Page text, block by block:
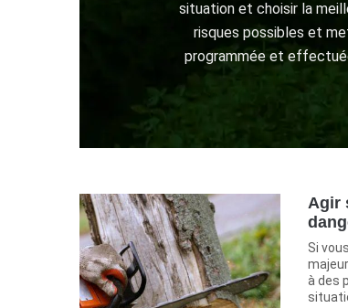
situation et choisir la
risques possibles et
programmée et
Agir
Si
à des